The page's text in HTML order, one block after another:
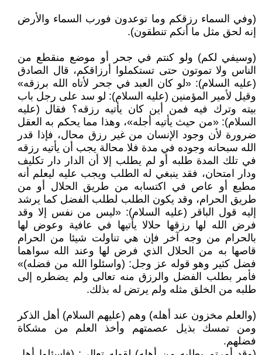
(وفي السماء رزقكم وما توعدون فورب السماء والأرض
إنه لحق مثل ما أنكم تنطقون).
(وسيفي لكم) ولو كنتم في جحر أو موضع منقطع من
الناس ولا تموتون حتى تستكملوا أرزاقكم، قال الصادق
(عليه السلام): «لو كان العبد في جحر لأتاه الله برزقه»
وقيل لأمير المؤمنين (عليه السلام): لو سد على رجل باب
بيته وترك فيه فمن أين كان يأتيه رزقه؟ فقال (عليه
السلام): «من حيث يأتيه أجله»، وهذا مما يحكم به العقل
ضرورة لأن وجود الإنسان من غير رزق محال، فإذا قدر
الله سبحانه وجوده في مدة فلا محالة يجب أن يأتيه رزقه
في تلك المدة طلبه أو لم يطلب إلا أن الدار دار تكليف
ودار امتحان، فقد ينبغي له الطلب ويجب عليه ليعلم أنه
مطيع أو عاص في اكتسابه من طريق الحلال أو من
طريق الحرام، وقد يكون الطلب لطلب الفضل كما يرشد
إليه قول الباقر (عليه السلام): «ليس من نفس إلا وقد
فرض الله لها رزقها حلالا يأتيها في عافية وعوض لها
بالحرام من وجه آخر فإن هي تناولت شيئا من الحرام
قاصها به من الحلال الذي فرض لها وعند الله سواهما
فضل كثير وهو قوله عز وجل: (واسئلوا الله من فضله)»
فأمر بطلب الفضل والرزق منه تعالى ولم يضطره إلى
طلبه من الخلق مثله ولم يرتض له بذلك.
(والعلم مخزون عند أهله) وهم (عليهم السلام) أهل الذكر
ومن تمسك بذيل عصمتهم وأخذ العلم من مشكاة
فضلهم.